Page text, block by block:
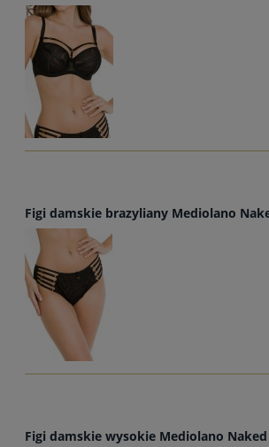
Figi damskie brazyliany Mediolano
Figi damskie wysokie Mediolano